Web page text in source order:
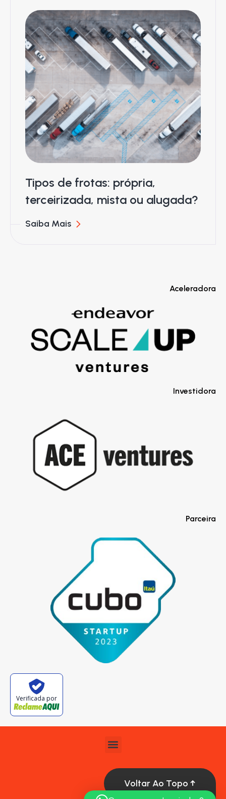
Tipos de frotas: própria,
terceirizada, mista ou alugada?
Saiba Mais
Aceleradora
Investidora
Parceira
Verificada por
Voltar Ao Topo ↑